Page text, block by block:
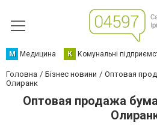
М Медицина К Комунальні
Головна Бізнес новини
Оптовая
Олиранк
Оптовая продажа